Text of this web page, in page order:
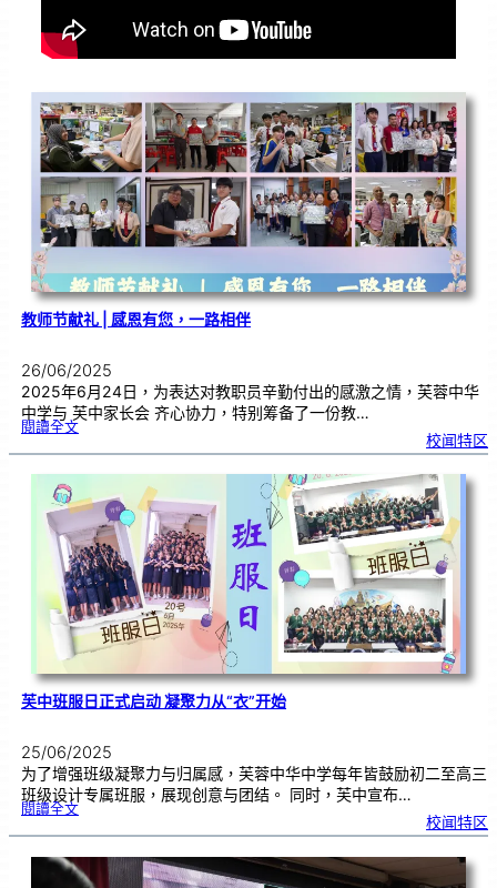
教师节献礼 | 感恩有您，一路相伴
26/06/2025
2025年6月24日，为表达对教职员辛勤付出的感激之情，芙蓉中华
中学与 芙中家长会 齐心协力，特别筹备了一份教…
閱讀全文:教
献
|感
有
您
，
一路
相
伴
校闻特区
芙中班服日正式启动 凝聚力从“衣”开始
25/06/2025
为了增强班级凝聚力与归属感，芙蓉中华中学每年皆鼓励初二至高三
班级设计专属班服，展现创意与团结。 同时，芙中宣布…
閱讀全文:芙
班
服
正
式
启
动
校闻特区